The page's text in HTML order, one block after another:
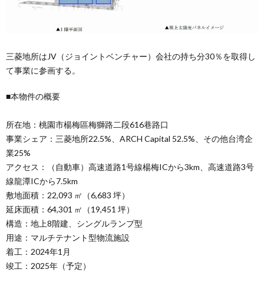
三菱地所はJV（ジョイントベンチャー）会社の持ち分30％を取得し
て事業に参画する。
■本物件の概要
所在地：桃園市楊梅區梅獅路二段616巷路口
事業シェア：三菱地所22.5%、ARCH Capital 52.5%、その他台湾企
業25%
アクセス：（自動車）高速道路1号線楊梅ICから3km、高速道路3号
線龍潭ICから7.5km
敷地面積：22,093 ㎡（6,683 坪）
延床面積：64,301 ㎡（19,451 坪）
構造：地上8階建、シングルランプ型
用途：マルチテナント型物流施設
着工：2024年1月
竣工：2025年（予定）